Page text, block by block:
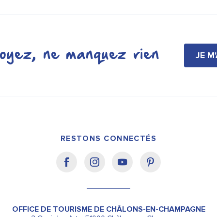
ne manquez rien JE
RESTONS CONNECTÉS
OFFICE DE TOURISME DE CHÂLONS-EN-CHAMPAGNE